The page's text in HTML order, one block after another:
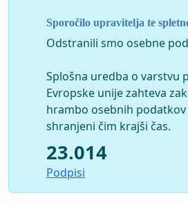
Sporočilo upravitelja te
Odstranili smo osebne
Splošna uredba o varstvu
Evropske unije zahteva
hrambo osebnih
shranjeni čim krajši čas.
23.014
Podpisi